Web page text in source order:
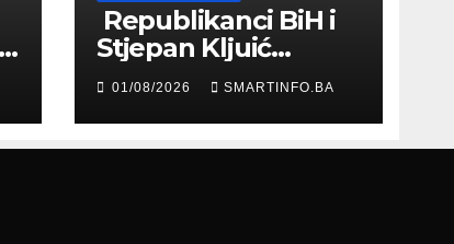
Republikanci BiH i
Stjepan Kljuić
razgovarali o
evropskom putu
Bosne i
Hercegovine
01/08/2026 SMARTINFO.BA